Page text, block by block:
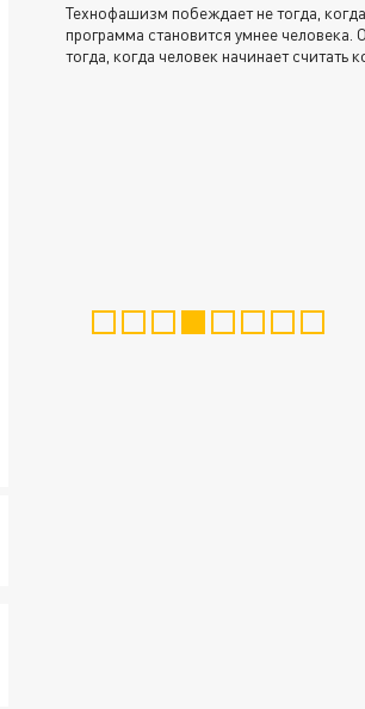
Технофашизм побеждает не тогда,
программа становится умнее человека.
тогда, когда человек начинает считать